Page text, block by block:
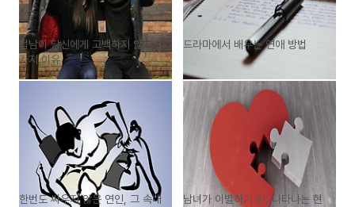
썸남이 당신에게 고백하지 않는 3
가지 이유
드라마에서 배우는 연애 방법
한번도 싸우지 않은 연인, 그 속내
남녀가 이별하기 전, 나타나는 현